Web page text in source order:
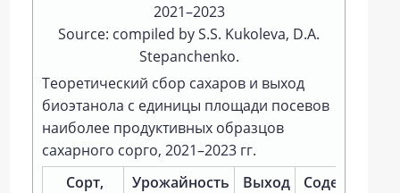
2021–2023
Source: compiled by S.S. Kukoleva, D.A.
Stepanchenko.
Теоретический сбор сахаров и выход
биоэтанола с единицы площади посевов
наиболее продуктивных образцов
сахарного сорго, 2021–2023 гг.
Сорт,
Урожайность
Выход
Содержание